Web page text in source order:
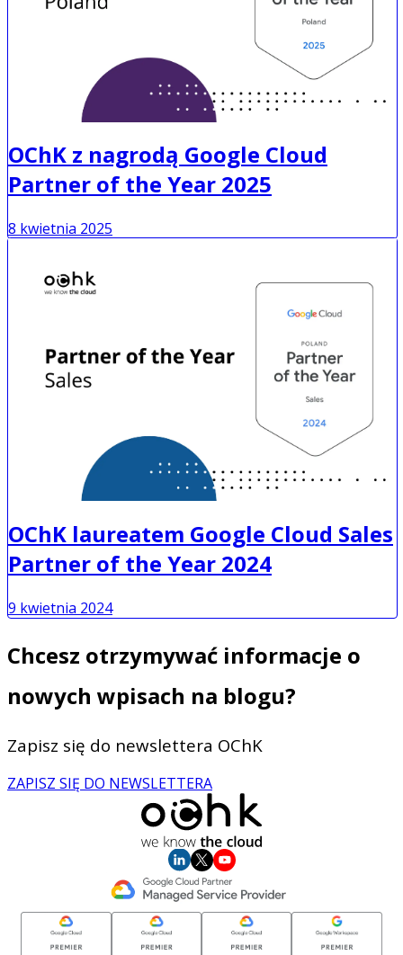
OChK z nagrodą Google Cloud
Partner of the Year 2025
8 kwietnia 2025
OChK laureatem Google Cloud Sales
Partner of the Year 2024
9 kwietnia 2024
Chcesz otrzymywać informacje o
nowych wpisach na blogu?
Zapisz się do newslettera OChK
ZAPISZ SIĘ DO NEWSLETTERA